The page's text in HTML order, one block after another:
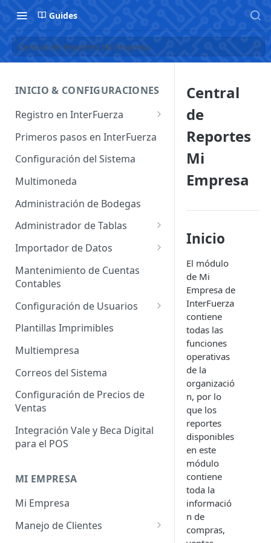
Guides
Central de Reportes Mi Empresa
INICIO & CONFIGURACIONES
Registro en InterFuerza
Iniciar Sesión en InterFuerza
Recuperar Contraseña
Cómo pagar en línea sus
Primeros pasos en InterFuerza
Configuración del Sistema
Multimoneda
Administración de Bodegas
Administrador de Tablas
Administrador de Tablas de
Clientes
Administrador de Tablas para
Administrador de Tablas para
CRM
Administrador de Tablas para
Impuestos
Inventario
Sistema
Administrador de Tablas de
Importador de Datos
Importador de Cuentas
Contables
Importador de Clientes
Importador de Proveedores
Importador de Productos
Importador de Activos Fijos
Importador de Lista de Precios
Importador de Ajuste de
Inventario
Importador de Prospectos
Cobrar
Importador de Cuentas por
Pagar
Mantenimiento de Cuentas
Contables
Configuración de Usuarios
Permisos de Usuarios
Usuarios Invitados
Perfil de Usuario
Cómo eliminar usuarios
Plantillas Imprimibles
Multiempresa
Correos del Sistema
Configuración de Precios de
Ventas
Integración Vale y Beca Digital
para el POS
MI EMPRESA
Mi Empresa
Manejo de Clientes
Central
de
Reportes
Mi
Empresa
Inicio
El módulo
de Mi
Empresa de
InterFuerza
contiene
todas las
funciones
operativas
de la
organizació
n, por lo
que los
reportes
disponibles
en este
módulo
contiene
toda la
informació
n de
compras,